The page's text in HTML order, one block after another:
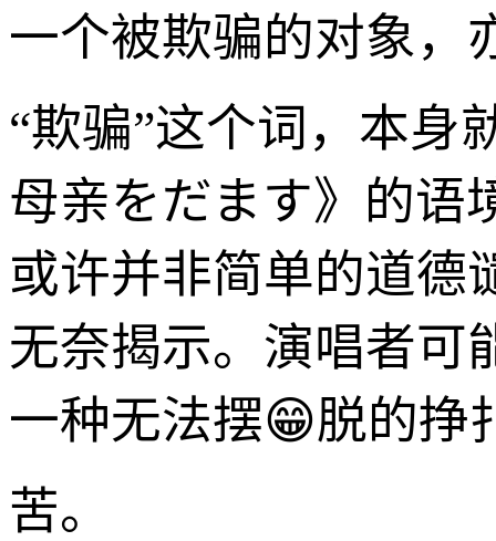
一个被欺骗的对象，
“欺骗”这个词，本身
母亲をだます》的语
或许并非简单的道德
无奈揭示。演唱者可
一种无法摆😁脱的
苦。